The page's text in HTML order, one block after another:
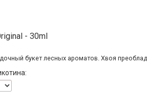
- 30ml
букет лесных ароматов. Хвоя